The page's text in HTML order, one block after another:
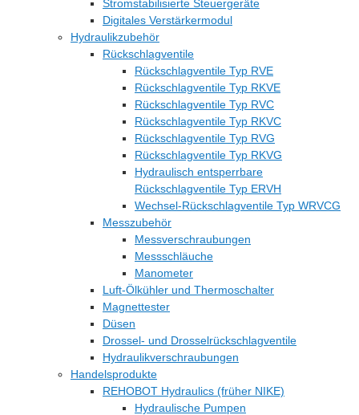
Stromstabilisierte Steuergeräte
Digitales Verstärkermodul
Hydraulikzubehör
Rückschlagventile
Rückschlagventile Typ RVE
Rückschlagventile Typ RKVE
Rückschlagventile Typ RVC
Rückschlagventile Typ RKVC
Rückschlagventile Typ RVG
Rückschlagventile Typ RKVG
Hydraulisch entsperrbare
Rückschlagventile Typ ERVH
Wechsel-Rückschlagventile Typ WRVCG
Messzubehör
Messverschraubungen
Messschläuche
Manometer
Luft-Ölkühler und Thermoschalter
Magnettester
Düsen
Drossel- und Drosselrückschlagventile
Hydraulikverschraubungen
Handelsprodukte
REHOBOT Hydraulics (früher NIKE)
Hydraulische Pumpen